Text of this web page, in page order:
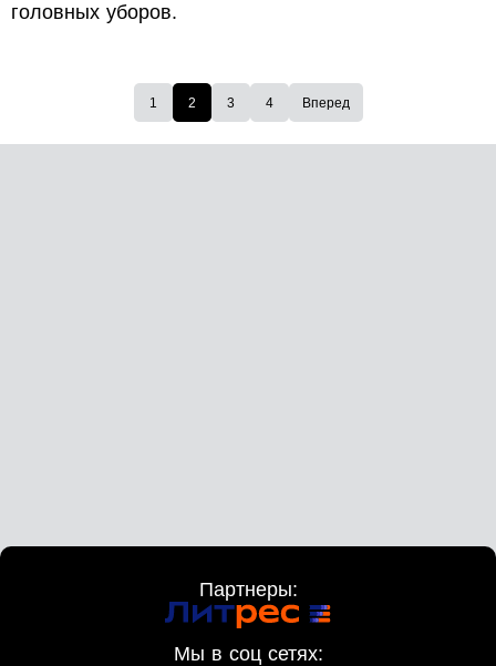
головных уборов.
1 2 3 4 Вперед
Партнеры:
Мы в соц сетях: